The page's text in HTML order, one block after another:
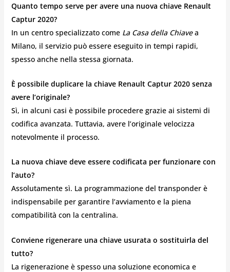
Quanto tempo serve per avere una nuova chiave Renault
Captur 2020?
In un centro specializzato come La Casa della Chiavea
Milano, il servizio può essere eseguito in tempi rapidi,
spesso anche nella stessa giornata.
È possibile duplicare la chiave Renault Captur 2020 senza
avere l’originale?
Sì, in alcuni casi è possibile procedere grazie ai sistemi di
codifica avanzata. Tuttavia, avere l’originale velocizza
notevolmente il processo.
La nuova chiave deve essere codificata per funzionare con
l’auto?
Assolutamente sì. La programmazione del transponder è
indispensabile per garantire l’avviamento e la piena
compatibilità con la centralina.
Conviene rigenerare una chiave usurata o sostituirla del
tutto?
La rigenerazione è spesso una soluzione economica e